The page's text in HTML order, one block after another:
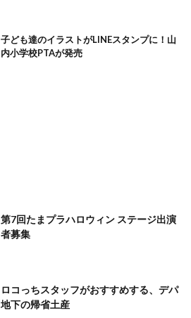
子ども達のイラストがLINEスタンプに！山
内小学校PTAが発売
第7回たまプラハロウィン ステージ出演
者募集
ロコっちスタッフがおすすめする、デパ
地下の帰省土産